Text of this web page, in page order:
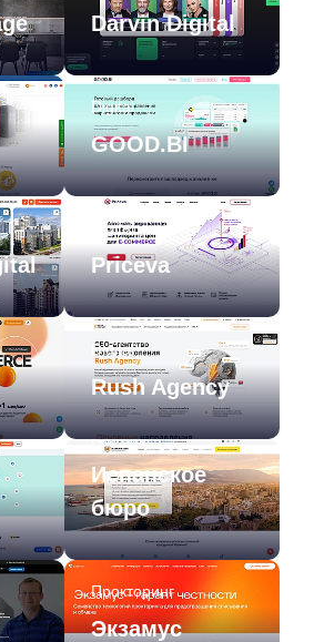
Darvin Digital
Digital
GOOD.BI
Digital
Priceva
Digital
Rush Agency
Юристы
Испанское
бюро
Прокторинг
Экзамус